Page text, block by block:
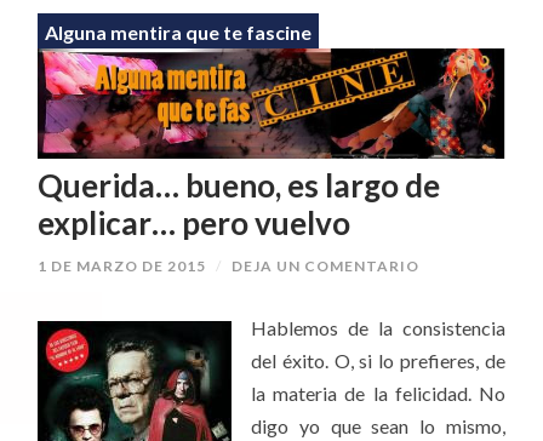
Alguna mentira que te fascine
Querida… bueno, es largo de
explicar… pero vuelvo
1 DE MARZO DE 2015 / DEJA UN COMENTARIO
Hablemos de la consistencia
del éxito. O, si lo prefieres, de
la materia de la felicidad. No
digo yo que sean lo mismo,